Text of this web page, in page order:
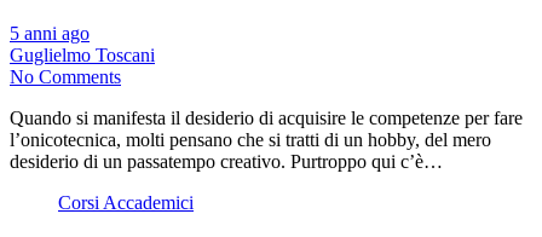
5 anni ago
Guglielmo Toscani
No Comments
Quando si manifesta il desiderio di acquisire le competenze per fare
l’onicotecnica, molti pensano che si tratti di un hobby, del mero
desiderio di un passatempo creativo. Purtroppo qui c’è…
Corsi Accademici